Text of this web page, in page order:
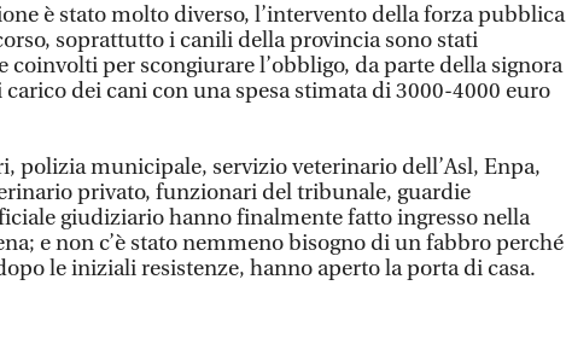
è stato molto diverso, l’intervento della forza pubblica
soprattutto i canili della provincia sono stati
coinvolti per scongiurare l’obbligo, da parte della signora
dei cani con una spesa stimata di 3000-4000 euro
polizia municipale, servizio veterinario dell’Asl, Enpa,
privato, funzionari del tribunale, guardie
giudiziario hanno finalmente fatto ingresso nella
e non c’è stato nemmeno bisogno di un fabbro perché
le iniziali resistenze, hanno aperto la porta di casa.